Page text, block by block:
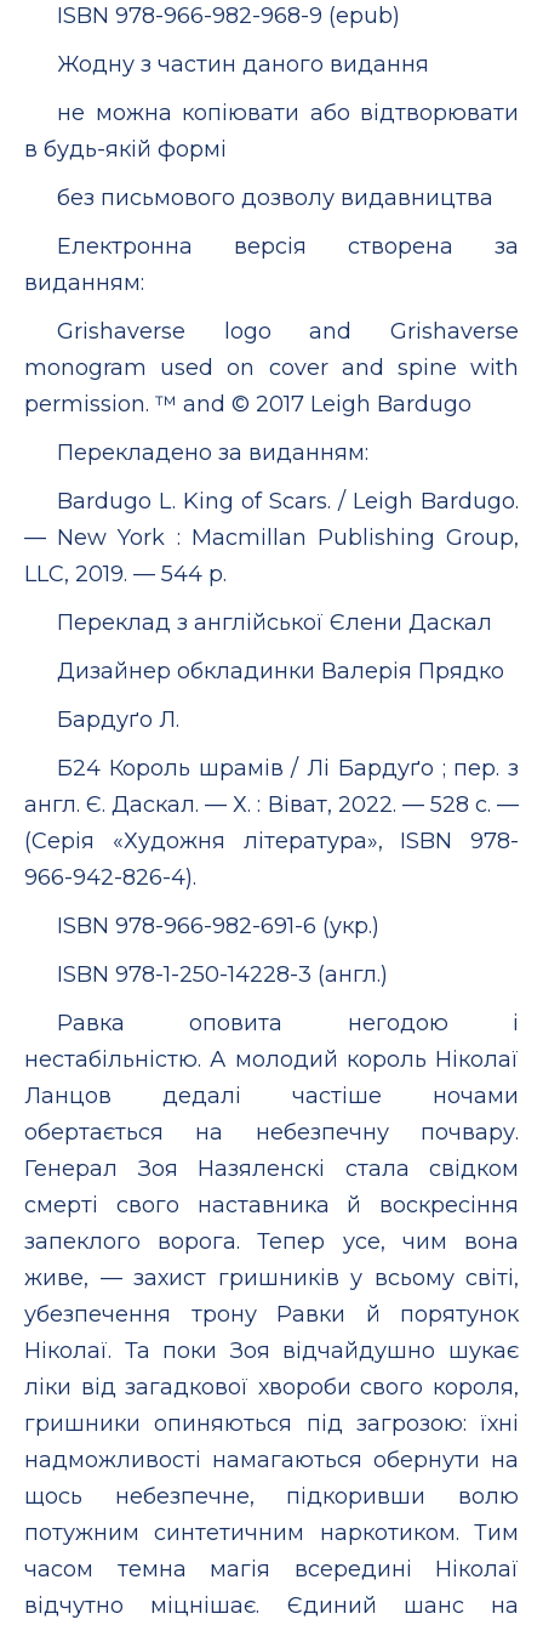
ISBN 978-966-982-968-9 (epub)
Жодну з частин даного видання
не можна копіювати або відтворювати
в будь-якій формі
без письмового дозволу видавництва
Електронна версія створена за
виданням:
Grishaverse logo and Grishaverse
monogram used on cover and spine with
permission. ™ and © 2017 Leigh Bardugo
Перекладено за виданням:
Bardugo L. King of Scars. / Leigh Bardugo.
— New York : Macmillan Publishing Group,
LLC, 2019. — 544 р.
Переклад з англійської Єлени Даскал
Дизайнер обкладинки Валерія Прядко
Бардуґо Л.
Б24 Король шрамів / Лі Бардуґо ; пер. з
англ. Є. Даскал. — Х. : Віват, 2022. — 528 с. —
(Серія «Художня література», ISBN 978-
966-942-826-4).
ISBN 978-966-982-691-6 (укр.)
ISBN 978-1-250-14228-3 (англ.)
Равка оповита негодою і
нестабільністю. А молодий король Ніколаї
Ланцов дедалі частіше ночами
обертається на небезпечну почвару.
Генерал Зоя Назяленскі стала свідком
смерті свого наставника й воскресіння
запеклого ворога. Тепер усе, чим вона
живе, — захист гришників у всьому світі,
убезпечення трону Равки й порятунок
Ніколаї. Та поки Зоя відчайдушно шукає
ліки від загадкової хвороби свого короля,
гришники опиняються під загрозою: їхні
надможливості намагаються обернути на
щось небезпечне, підкоривши волю
потужним синтетичним наркотиком. Тим
часом темна магія всередині Ніколаї
відчутно міцнішає. Єдиний шанс на